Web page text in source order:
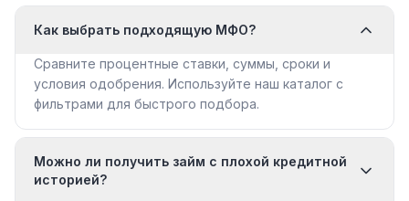
Как выбрать подходящую МФО?
Сравните процентные ставки, суммы, сроки и
условия одобрения. Используйте наш каталог с
фильтрами для быстрого подбора.
Можно ли получить займ с плохой кредитной
историей?